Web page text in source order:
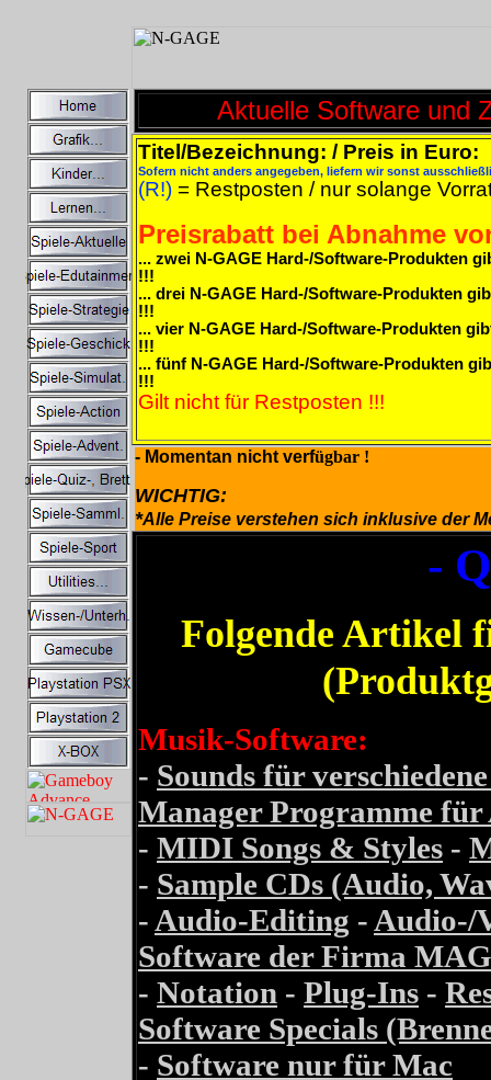
Aktuelle Software und
Titel/Bezeichnung: / Preis in Euro:
Sofern nicht anders angegeben, liefern wir sonst
(R!) = Restposten / nur solange
Preisrabatt bei Abnahme
... zwei N-GAGE Hard-/Software-Produkten
!!!
... drei N-GAGE Hard-/Software-Produkten
!!!
... vier N-GAGE Hard-/Software-Produkten
!!!
... fünf N-GAGE Hard-/Software-Produkten
!!!
Gilt nicht für Restposten !!!
- Momentan nicht verfügbar !
WICHTIG:
*Alle Preise verstehen sich inklusive der
-
Folgende Artikel
Musik-Software:
- Sounds für
Manager Programme
- MIDI Songs & Styles -
- Sample CDs (Audio,
- Audio-Editing - Audio-/
Software der Firma
- Notation - Plug-Ins -
Software Specials
- Software nur für Mac